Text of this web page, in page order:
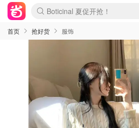
Boticinal 夏促开抢！
4折！lulu周四疯狂上新
还没结束！&OtherStories大促
Joybuy变相75折 随时失效
速领！Stanley独家85折
疑似霸哥！Camper额外叠85折
Zalando 奥莱闪促！每日更新
Moncler反季囤！5折起+叠9折
Coach Brooklyn仅€192
首页 抢好货 服饰